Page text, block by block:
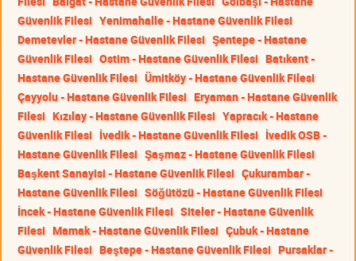
Güvenlik Filesi Yenimahalle - Hastane Güvenlik Filesi
Demetevler - Hastane Güvenlik Filesi Şentepe - Hastane
Güvenlik Filesi Ostim - Hastane Güvenlik Filesi Batıkent -
Hastane Güvenlik Filesi Ümitköy - Hastane Güvenlik Filesi
Çayyolu - Hastane Güvenlik Filesi Eryaman - Hastane Güvenlik
Filesi Kızılay - Hastane Güvenlik Filesi Yapracık - Hastane
Güvenlik Filesi İvedik - Hastane Güvenlik Filesi İvedik OSB -
Hastane Güvenlik Filesi Şaşmaz - Hastane Güvenlik Filesi
Başkent Sanayisi - Hastane Güvenlik Filesi Çukurambar -
Hastane Güvenlik Filesi Söğütözü - Hastane Güvenlik Filesi
İncek - Hastane Güvenlik Filesi Siteler - Hastane Güvenlik
Filesi Mamak - Hastane Güvenlik Filesi Çubuk - Hastane
Güvenlik Filesi Beştepe - Hastane Güvenlik Filesi Pursaklar -